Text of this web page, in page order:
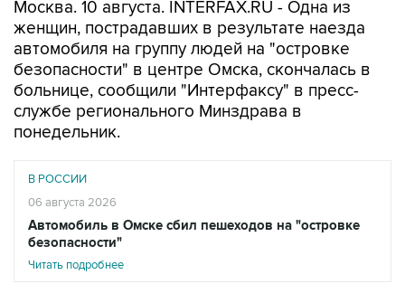
автомобиля на группу людей на "островке
безопасности" в центре Омска, скончалась в
больнице, сообщили "Интерфаксу" в пресс-
службе регионального Минздрава в
понедельник.
В РОССИИ
Автомобиль в Омске сбил пешеходов на "островке
безопасности"
Читать подробнее
"На утро 10 августа в больнице находится